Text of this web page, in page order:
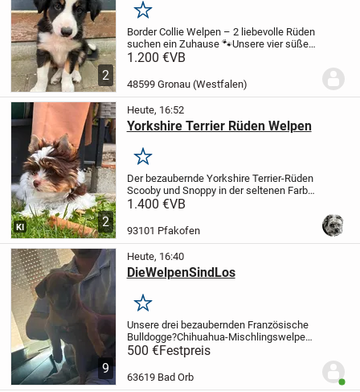
2
Merken
Border Collie Welpen – 2 liebevolle Rüden
suchen ein Zuhause 🐾Unsere vier süßen
Border-Collie-Rüden suchen ab der 12.
liebevolles Zuhause, in dem sie für
1.200 €VB
48599 Gronau (Westfalen)
2
KI
Heute, 16:52
Yorkshire Terrier Rüden Welpen
Merken
Der bezaubernde Yorkshire Terrier-Rüden
Scooby und Snoppy in der seltenen Farbe
Schoko-Tan und Biro sind geb 08.05.2026
liebevolles Zuhause.
1.400 €VB
93101 Pfakofen
9
Heute, 16:40
DieWelpenSindLos
Merken
Unsere drei bezaubernden Französische
Bulldogge?Chihuahua-Mischlingswelpen
wurden am 24.05.2026 geboren und
wachsen liebevoll in unserer Familie auf.
Es suchen 2 Weibchen und 1 Rüde ab
500 €Festpreis
63619 Bad Orb